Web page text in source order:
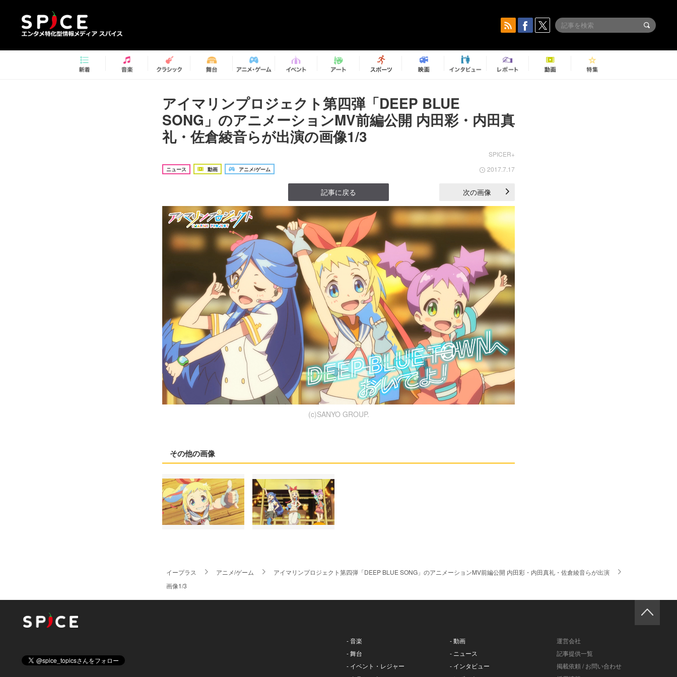
アイマリンプロジェクト第四弾「DEEP BLUE
SONG」のアニメーションMV前編公開 内田彩・内田真
礼・佐倉綾音らが出演の画像1/3
SPICER+
ニュース 動画 アニメ/ゲーム 2017.7.17
記事に戻る 次の画像
(c)SANYO GROUP.
その他の画像
イープラス アニメ/ゲーム
アイマリンプロジェクト第四弾「DEEP BLUE SONG」のアニメーションMV前編公開 内田彩・内田真礼・佐倉綾音らが出演
画像1/3
- 音楽
- 舞台
- イベント・レジャー
- 動画
- ニュース
- インタビュー
運営会社
記事提供一覧
掲載依頼 / お問い合わせ